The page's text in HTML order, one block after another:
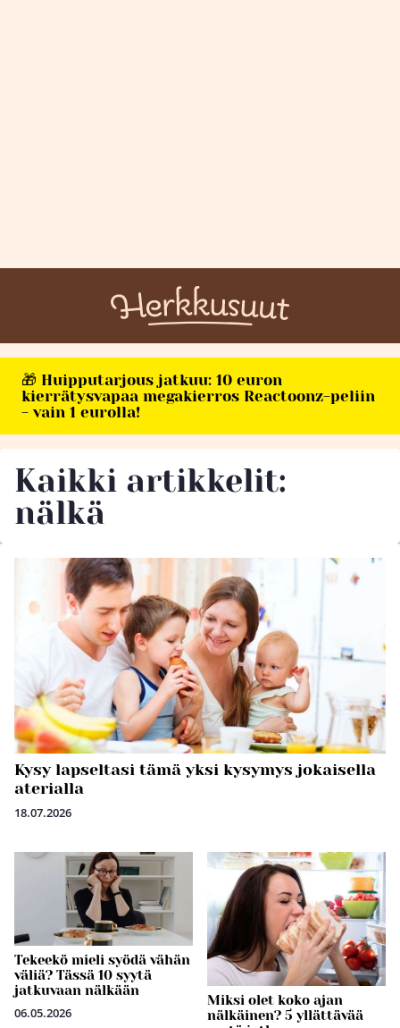
🎁 Huipputarjous jatkuu: 10 euron
kierrätysvapaa megakierros Reactoonz-peliin
- vain 1 eurolla!
Kaikki artikkelit:
nälkä
Kysy lapseltasi tämä yksi kysymys jokaisella
aterialla
18.07.2026
Tekeekö mieli syödä vähän
väliä? Tässä 10 syytä
jatkuvaan nälkään
06.05.2026
Miksi olet koko ajan
nälkäinen? 5 yllättävää